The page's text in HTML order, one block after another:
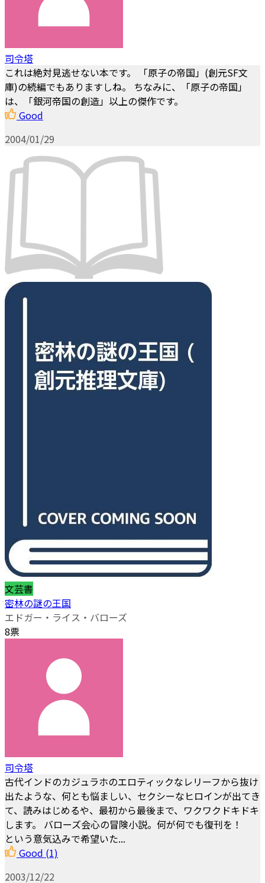
司令塔
これは絶対見逃せない本です。 「原子の帝国」(創元SF文
庫)の続編でもありますしね。 ちなみに、「原子の帝国」
は、「銀河帝国の創造」以上の傑作です。
Good
2004/01/29
文芸書
密林の謎の王国
エドガー・ライス・バローズ
8票
司令塔
古代インドのカジュラホのエロティックなレリーフから抜け
出たような、何とも悩ましい、セクシーなヒロインが出てき
て、読みはじめるや、最初から最後まで、ワクワクドキドキ
します。 バローズ会心の冒険小説。何が何でも復刊を！
という意気込みで希望いた...
Good (1)
2003/12/22